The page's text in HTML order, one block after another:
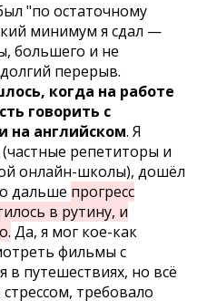
"по остаточному
минимум я сдал —
большего и не
перерыв.
когда на работе
говорить с
на английском. Я
(частные репетиторы и
онлайн-школы), дошёл
дальше прогресс
в рутину, и
Да, я мог кое-как
фильмы с
в путешествиях, но всё
требовало